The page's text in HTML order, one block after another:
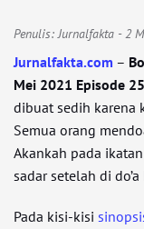
Penulis:Jurnalfakta - 2
Jurnalfakta.com –
Mei 2021 Episode
dibuat sedih karena
Semua orang
Akankah pada
sadar setelah di
Pada kisi-kisi